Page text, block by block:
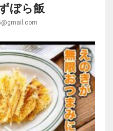
ぼら飯